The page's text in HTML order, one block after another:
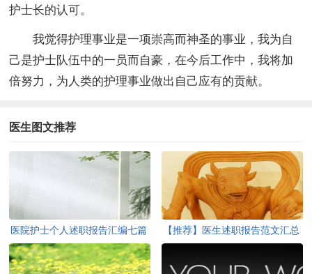
护士长的认可。
我觉得护理事业是一项崇高而神圣的事业，我为自
己是护士队伍中的一员而自豪，在今后工作中，我将加
倍努力，为人类的护理事业做出自己应有的贡献。
医生图文推荐
医院护士个人述职报告汇编七篇
【推荐】医生述职报告范文汇总